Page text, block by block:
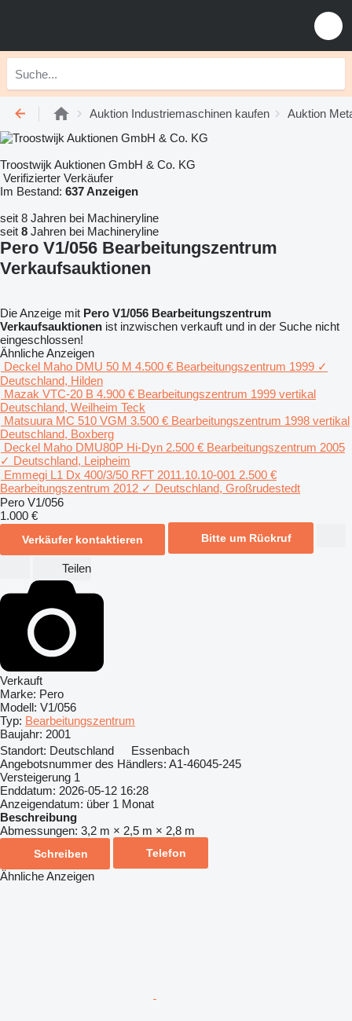
Auktion Industriemaschinen kaufen Auktion
Troostwijk Auktionen GmbH & Co. KG
Verifizierter Verkäufer
Im Bestand: 637 Anzeigen
seit 8 Jahren bei Machineryline
seit 8 Jahren bei Machineryline
Pero V1/056 Bearbeitungszentrum
Verkaufsauktionen
Die Anzeige mit Pero V1/056 Bearbeitungszentrum
Verkaufsauktionen ist inzwischen verkauft und in der Suche nicht
eingeschlossen!
Ähnliche Anzeigen
Deckel Maho DMU 50 M 4.500 € Bearbeitungszentrum 1999 ✓
Deutschland, Hilden
Mazak VTC-20 B 4.900 € Bearbeitungszentrum 1999 vertikal
Deutschland, Weilheim Teck
Matsuura MC 510 VGM 3.500 € Bearbeitungszentrum 1998 vertikal
Deutschland, Boxberg
Deckel Maho DMU80P Hi-Dyn 2.500 € Bearbeitungszentrum 2005
✓ Deutschland, Leipheim
Emmegi L1 Dx 400/3/50 RFT 2011.10.10-001 2.500 €
Bearbeitungszentrum 2012 ✓ Deutschland, Großrudestedt
Pero V1/056
1.000 €
Verkäufer kontaktieren Bitte um Rückruf
Teilen
Verkauft
Marke: Pero
Modell: V1/056
Typ: Bearbeitungszentrum
Baujahr: 2001
Standort: Deutschland
Essenbach
Angebotsnummer des Händlers: A1-46045-245
Versteigerung 1
Enddatum: 2026-05-12 16:28
Anzeigendatum: über 1 Monat
Beschreibung
Abmessungen: 3,2 m × 2,5 m × 2,8 m
Schreiben Telefon
Ähnliche Anzeigen